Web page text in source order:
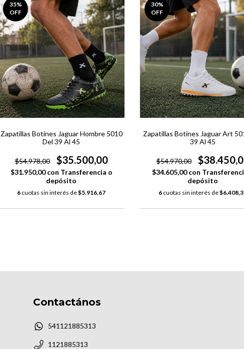
35%
OFF
Zapatillas Botines Jaguar Hombre 5010
Del 39 Al 45
$54.978,00 $35.500,00
$31.950,00con Transferencia o
depósito
6 cuotas sin interés de$5.916,67
30%
OFF
Zapatillas Botines Jaguar Art
39 Al 45
$54.970,00
$34.605,00con
depósito
6 cuotas sin interés de
Contactános
541121885313
1121885313